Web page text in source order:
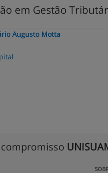
em Gestão
Augusto Motta